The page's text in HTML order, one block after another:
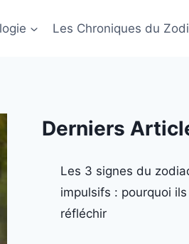
Les Chroniques du
Derniers
Les 3 signes du
impulsifs : pourquoi
réfléchir